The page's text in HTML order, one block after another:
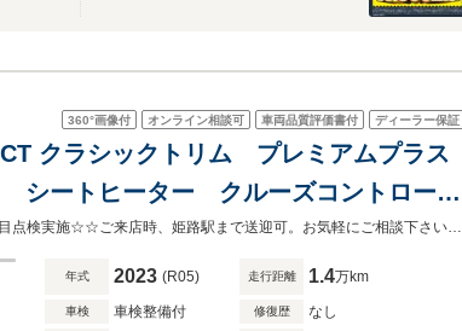
360°画像付 オンライン相談可 車両品質評価書付 ディーラー保証
クラシックトリム プレミアムプラス
シートヒーター クルーズコントロー
ウィンドディフレクター Apple
☆認定中古車☆修復歴なし☆メーカー保証付き☆100項目点検実施☆☆ご来店時、姫路駅まで送迎可。お気軽にご相談下さい☆雨天時もゆっくりご覧いただけるブースもございます
年式 2023 (R05) 走行距離 1.4万km
車検 車検整備付 修復歴 なし